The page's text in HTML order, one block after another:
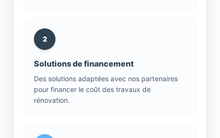
2
Solutions de financement
Des solutions adaptées avec nos partenaires
pour financer le coût des travaux de
rénovation.